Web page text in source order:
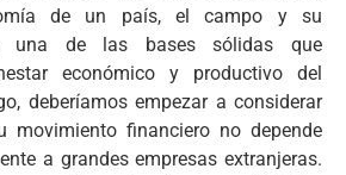
de un país, el campo y su
una de las bases sólidas que
económico y productivo del
deberíamos empezar a considerar
movimiento financiero no depende
a grandes empresas extranjeras.